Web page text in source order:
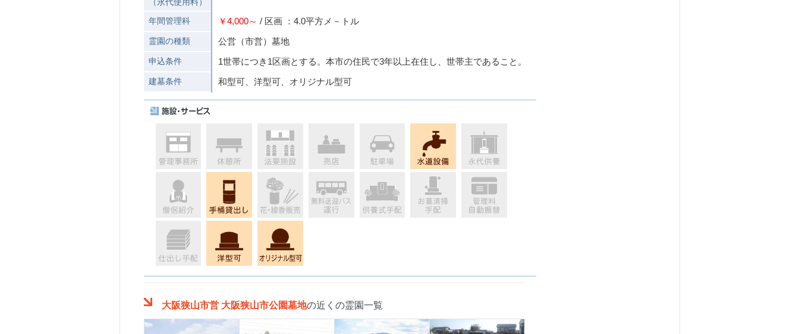
年間管理科 ￥4,000～ / 区画 ：4.0平方メ－トル
霊園の種類 公営（市営）墓地
申込条件 1世帯につき1区画とする。本市の住民で3年以上在住し、世帯主であること。
建墓条件 和型可、洋型可、オリジナル型可
大阪狭山市営 大阪狭山市公園墓地の近くの霊園一覧